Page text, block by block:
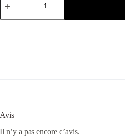
Avis
Il n’y a pas encore d’avis.